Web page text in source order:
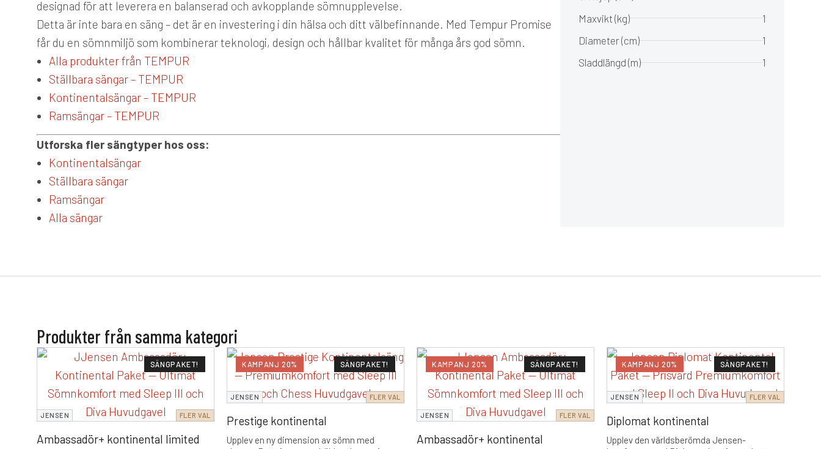
designad för att leverera en balanserad och avkopplande sömnupplevelse.
Detta är inte bara en säng – det är en investering i din hälsa och ditt välbefinnande. Med Tempur Promise
får du en sömnmiljö som kombinerar teknologi, design och hållbar kvalitet för många års god sömn.
Alla produkter från TEMPUR
Ställbara sängar – TEMPUR
Kontinentalsängar – TEMPUR
Ramsängar – TEMPUR
Utforska fler sängtyper hos oss:
Kontinentalsängar
Ställbara sängar
Ramsängar
Alla sängar
Maxvikt (kg)
1
Diameter (cm)
1
Sladdlängd (m)
1
Produkter från samma kategori
SÄNGPAKET!
JENSEN FLER VAL
Ambassadör+ kontinental limited
KAMPANJ 20% SÄNGPAKET!
JENSEN FLER VAL
Prestige kontinental
Upplev en ny dimension av sömn med
KAMPANJ 20% SÄNGPAKET!
JENSEN FLER VAL
Ambassadör+ kontinental
KAMPANJ 20% SÄNGPAKET!
JENSEN FLER VAL
Diplomat kontinental
Upplev den världsberömda Jensen-